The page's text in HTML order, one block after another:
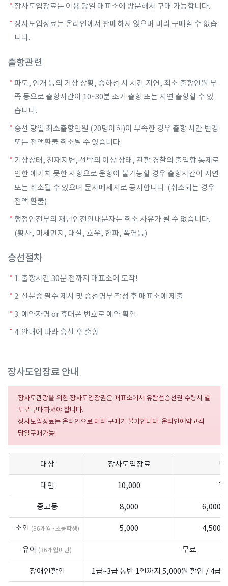
장사도입장료는 이용 당일 매표소에 방문해서 구매 가능합니다.
장사도입장료는 온라인에서 판매하지 않으며 미리 구매할 수 없습
니다.
출항관련
파도, 안개 등의 기상 상황, 승하선 시 시간 지연, 최소 출항인원 부
족 등으로 출항시간이 10~30분 조기 출항 또는 지연 출항할 수 있
습니다.
승선 당일 최소출항인원 (20명이하)이 부족한 경우 출항 시간 변경
또는 전액환불 취소될 수 있습니다.
기상상태, 천재지변, 선박의 이상 상태, 관할 경찰의 출입항 통제로
인한 예기치 못한 사항으로 운항이 불가능할 경우 출항시간이 지연
또는 취소될 수 있으며 문자메세지로 공지합니다. (취소되는 경우
전액 환불)
행정안전부의 재난안전안내문자는 취소 사유가 될 수 없습니다.
(황사, 미세먼지, 대설, 호우, 한파, 폭염등)
승선절차
1. 출항시간 30분 전까지 매표소에 도착!
2. 신분증 필수 제시 및 승선명부 작성 후 매표소에 제출
3. 예약자명 or 휴대폰 번호로 예약 확인
4. 안내에 따라 승선 후 출항
장사도입장료 안내
장사도관광을 위한 장사도입장권은 매표소에서 유람선승선권 수령시 별
도로 구매하셔야 합니다.
장사도입장료는 온라인으로 미리 구매가 불가합니다. 온라인예약고객
당일구매가능!
대상 장사도입장료 단
대인 10,000 할
중고등 8,000 6,000
소인 (36개월~초등학생) 5,000 4,500
유아 (36개월미만) 무료
장애인할인 1급~3급 동반 1인까지 5,000원 할인 / 4급